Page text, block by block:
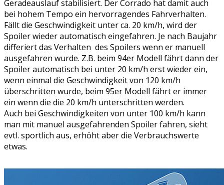
Geradeauslauf stabilisiert. Der Corrado hat damit auch
bei hohem Tempo ein hervorragendes Fahrverhalten.
Fällt die Geschwindigkeit unter ca. 20 km/h, wird der
Spoiler wieder automatisch eingefahren. Je nach Baujahr
differiert das Verhalten des Spoilers wenn er manuell
ausgefahren wurde. Z.B. beim 94er Modell fährt dann der
Spoiler automatisch bei unter 20 km/h erst wieder ein,
wenn einmal die Geschwindigkeit von 120 km/h
überschritten wurde, beim 95er Modell fährt er immer
ein wenn die die 20 km/h unterschritten werden.
Auch bei Geschwindigkeiten von unter 100 km/h kann
man mit manuel ausgefahrenden Spoiler fahren, sieht
evtl. sportlich aus, erhöht aber die Verbrauchswerte
etwas.